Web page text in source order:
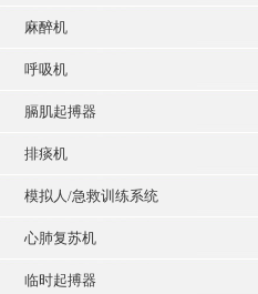
麻醉机
呼吸机
膈肌起搏器
排痰机
模拟人/急救训练系统
心肺复苏机
临时起搏器